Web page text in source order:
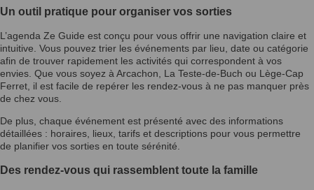
Un outil pratique pour organiser vos sorties
L’agenda Ze Guide est conçu pour vous offrir une navigation claire et
intuitive. Vous pouvez trier les événements par lieu, date ou catégorie
afin de trouver rapidement les activités qui correspondent à vos
envies. Que vous soyez à Arcachon, La Teste-de-Buch ou Lège-Cap
Ferret, il est facile de repérer les rendez-vous à ne pas manquer près
de chez vous.
De plus, chaque événement est présenté avec des informations
détaillées : horaires, lieux, tarifs et descriptions pour vous permettre
de planifier vos sorties en toute sérénité.
Des rendez-vous qui rassemblent toute la famille